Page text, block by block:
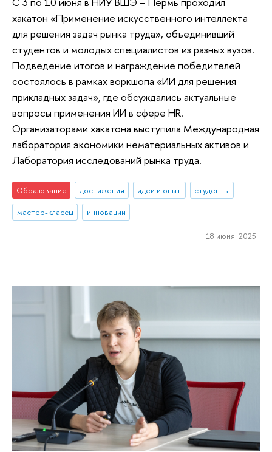
хакатон «Применение искусственного интеллекта
для решения задач рынка труда», объединивший
студентов и молодых специалистов из разных вузов.
Подведение итогов и награждение победителей
состоялось в рамках воркшопа «ИИ для решения
прикладных задач», где обсуждались актуальные
вопросы применения ИИ в сфере HR.
Организаторами хакатона выступила Международная
лаборатория экономики нематериальных активов и
Лаборатория исследований рынка труда.
Образование достижения идеи и опыт
студенты
мастер-классы
инновации
18 июня 2025